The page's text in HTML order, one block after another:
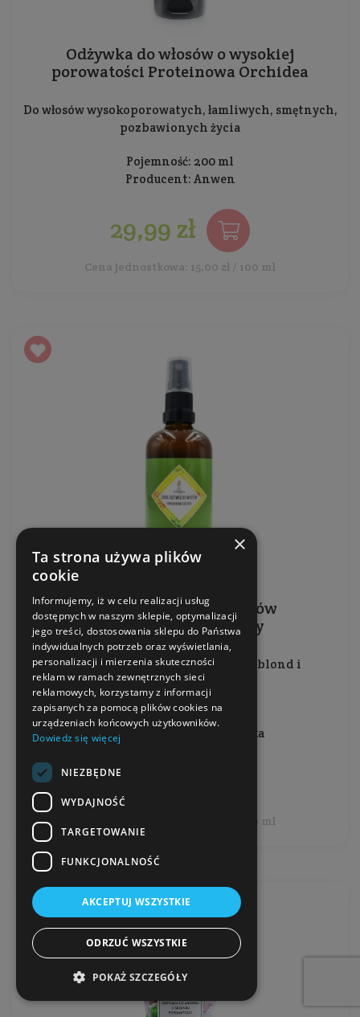
Odżywka do włosów o wysokiej
porowatości Proteinowa Orchidea
Do włosów wysokoporowatych, łamliwych, smętnych,
pozbawionych życia
Pojemność: 200 ml
Producent: Anwen
29,99 zł
Cena jednostkowa: 15,00 zł / 100 ml
Lekka odżywka do włosów
Rumiankowe Refleksy
Do włosów jasnych, farbowanych blond i
rozjaśnianych
Pojemność: 100 ml
Producent:Nowa Kosmetyka
34,99 zł
Cena jednostkowa: 34,99 zł / 100 ml
×
Ta strona używa plików
cookie
Informujemy, iż w celu realizacji usług
dostępnych w naszym sklepie, optymalizacji
jego treści, dostosowania sklepu do Państwa
indywidualnych potrzeb oraz wyświetlania,
personalizacji i mierzenia skuteczności
reklam w ramach zewnętrznych sieci
reklamowych, korzystamy z informacji
zapisanych za pomocą plików cookies na
urządzeniach końcowych użytkowników.
Dowiedz się więcej
NIEZBĘDNE
WYDAJNOŚĆ
TARGETOWANIE
FUNKCJONALNOŚĆ
AKCEPTUJ WSZYSTKIE
ODRZUĆ WSZYSTKIE
POKAŻ SZCZEGÓŁY